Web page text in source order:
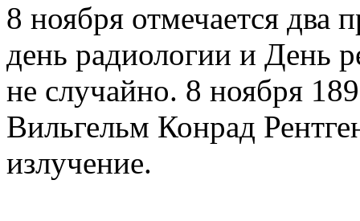
8 ноября отмечается
день радиологии и День
не случайно. 8 ноября
Вильгельм Конрад
излучение.